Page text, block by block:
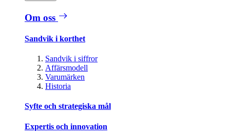
Om oss
Sandvik i korthet
Sandvik i siffror
Affärsmodell
Varumärken
Historia
Syfte och strategiska mål
Expertis och innovation